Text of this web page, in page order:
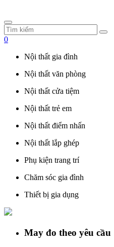
0
Nội thất gia đình
Nội thất văn phòng
Nội thất cửa tiệm
Nội thất trẻ em
Nội thất điểm nhấn
Nội thất lắp ghép
Phụ kiện trang trí
Chăm sóc gia đình
Thiết bị gia dụng
May đo theo yêu cầu